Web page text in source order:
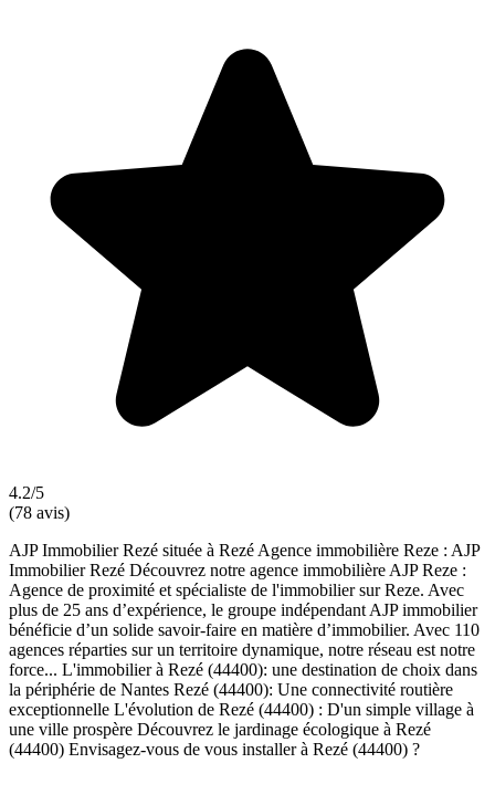
4.2/5
(78 avis)
AJP Immobilier Rezé située à Rezé Agence immobilière Reze : AJP
Immobilier Rezé Découvrez notre agence immobilière AJP Reze :
Agence de proximité et spécialiste de l'immobilier sur Reze. Avec
plus de 25 ans d’expérience, le groupe indépendant AJP immobilier
bénéficie d’un solide savoir-faire en matière d’immobilier. Avec 110
agences réparties sur un territoire dynamique, notre réseau est notre
force... L'immobilier à Rezé (44400): une destination de choix dans
la périphérie de Nantes Rezé (44400): Une connectivité routière
exceptionnelle L'évolution de Rezé (44400) : D'un simple village à
une ville prospère Découvrez le jardinage écologique à Rezé
(44400) Envisagez-vous de vous installer à Rezé (44400) ?